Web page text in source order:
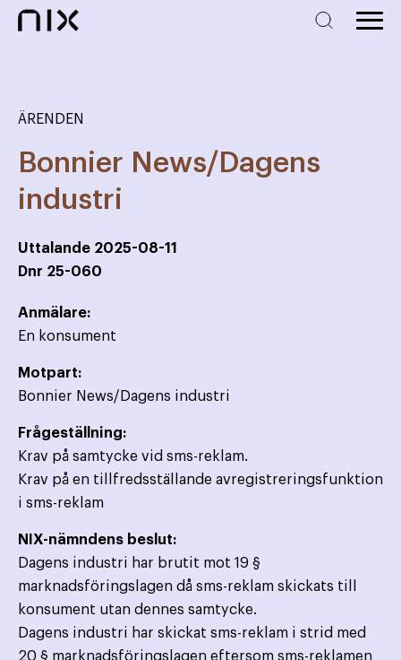
ÄRENDEN
Bonnier News/Dagens
industri
Uttalande 2025-08-11
Dnr 25-060
Anmälare:
En konsument
Motpart:
Bonnier News/Dagens industri
Frågeställning:
Krav på samtycke vid sms-reklam.
Krav på en tillfredsställande avregistreringsfunktion
i sms-reklam
NIX-nämndens beslut:
Dagens industri har brutit mot 19 §
marknadsföringslagen då sms-reklam skickats till
konsument utan dennes samtycke.
Dagens industri har skickat sms-reklam i strid med
20 § marknadsföringslagen eftersom sms-reklamen